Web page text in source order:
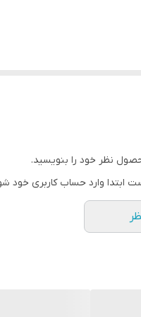
نظر خود را بنویسید.
ابتدا وارد حساب کاربری خود